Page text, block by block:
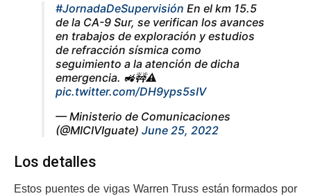
#JornadaDeSupervisión En el km 15.5
de la CA-9 Sur, se verifican los avances
en trabajos de exploración y estudios
de refracción sísmica como
seguimiento a la atención de dicha
emergencia. 🚜🚧⚠️
pic.twitter.com/DH9yps5sIV
— Ministerio de Comunicaciones
(@MICIVIguate) June 25, 2022
Los detalles
Estos puentes de vigas Warren Truss están formados por